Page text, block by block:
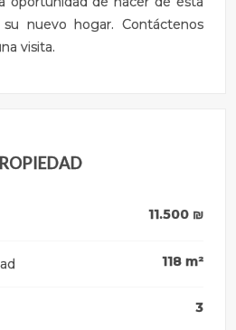
nuevo hogar. Contáctenos
visita.
11.500₪
118 m²
3